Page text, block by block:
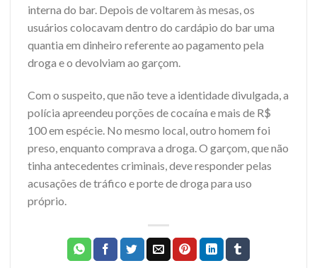
interna do bar. Depois de voltarem às mesas, os
usuários colocavam dentro do cardápio do bar uma
quantia em dinheiro referente ao pagamento pela
droga e o devolviam ao garçom.
Com o suspeito, que não teve a identidade divulgada, a
polícia apreendeu porções de cocaína e mais de R$
100 em espécie. No mesmo local, outro homem foi
preso, enquanto comprava a droga. O garçom, que não
tinha antecedentes criminais, deve responder pelas
acusações de tráfico e porte de droga para uso
próprio.